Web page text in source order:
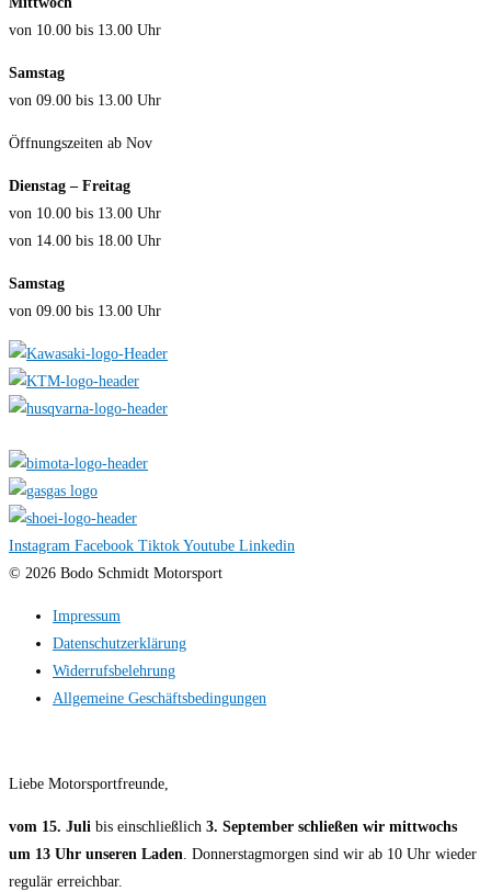
von 10.00 bis 13.00 Uhr
Samstag
von 09.00 bis 13.00 Uhr
Öffnungszeiten ab Nov
Dienstag – Freitag
von 10.00 bis 13.00 Uhr
von 14.00 bis 18.00 Uhr
Samstag
von 09.00 bis 13.00 Uhr
Instagram Facebook Tiktok Youtube Linkedin
© 2026 Bodo Schmidt Motorsport
Impressum
Datenschutzerklärung
Widerrufsbelehrung
Allgemeine Geschäftsbedingungen
Liebe Motorsportfreunde,
vom 15. Juli bis einschließlich 3. September schließen wir mittwochs
um 13 Uhr unseren Laden. Donnerstagmorgen sind wir ab 10 Uhr wieder
regulär erreichbar.